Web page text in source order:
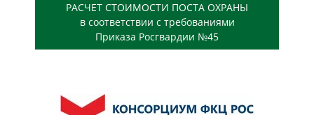
РАСЧЕТ СТОИМОСТИ ПОСТА ОХРАНЫ
в соответствии с требованиями
Приказа Росгвардии №45